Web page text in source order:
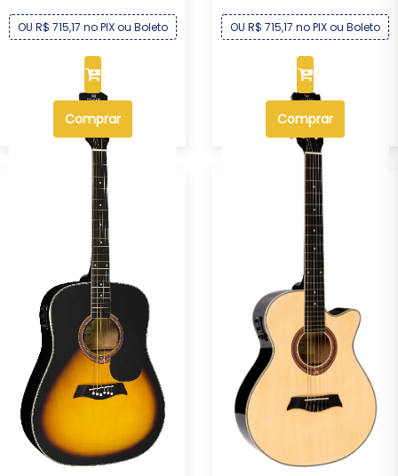
OU R$ 715,17 no PIX ou Boleto
Comprar
OU R$ 715,17 no PIX ou Boleto
Comprar
Violão Michael Folk Elétrico
Por : R$ 769,00
Violão Michael Mini Jumbo
Elétrico Nyl...